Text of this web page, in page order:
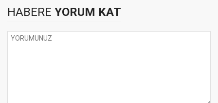
HABERE YORUM KAT